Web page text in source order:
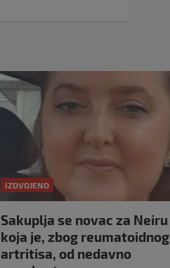
IZDVOJENO
Sakuplja se novac za Neiru
koja je, zbog reumatoidnog
artritisa, od nedavno